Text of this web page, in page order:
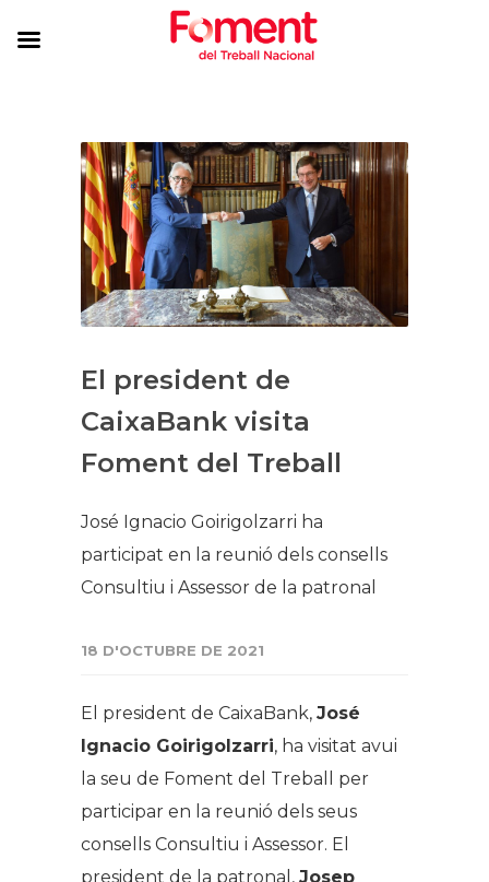
El president de
CaixaBank visita
Foment del Treball
José Ignacio Goirigolzarri ha
participat en la reunió dels consells
Consultiu i Assessor de la patronal
18 D'OCTUBRE DE 2021
El president de CaixaBank, José
Ignacio Goirigolzarri, ha visitat avui
la seu de Foment del Treball per
participar en la reunió dels seus
consells Consultiu i Assessor. El
president de la patronal, Josep